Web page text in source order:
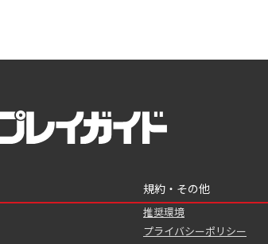
規約・その他
推奨環境
プライバシーポリシー